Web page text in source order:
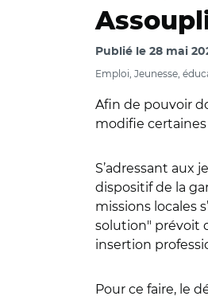
Publié le 28 mai
Emploi, Jeunesse,
Afin de pouvoir
modifie
S’adressant aux
dispositif de la
missions locales
solution" prévoit
insertion
Pour ce faire, le